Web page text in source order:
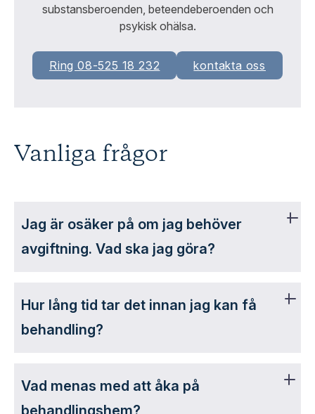
substansberoenden, beteendeberoenden och
psykisk ohälsa.
Ring 08-525 18 232 kontakta oss
Vanliga frågor
Jag är osäker på om jag behöver
avgiftning. Vad ska jag göra?
Hur lång tid tar det innan jag kan få
behandling?
Vad menas med att åka på
behandlingshem?